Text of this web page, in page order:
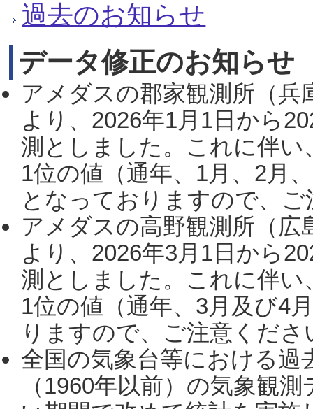
過去のお知らせ
データ修正のお知らせ
アメダスの郡家観測所（
より、2026年1月1日から
測としました。これに伴い
1位の値（通年、1月、2月
となっておりますので、
アメダスの高野観測所（
より、2026年3月1日から
測としました。これに伴い
1位の値（通年、3月及び4
りますので、ご注意くだ
全国の気象台等における過
（1960年以前）の気象観